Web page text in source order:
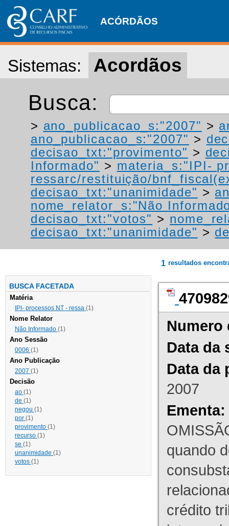
ACÓRDÃOS
Sistemas: Acordãos
Busca:
> ano_publicacao_s:"2007" >
ano_publicacao_s:"2007" >
decisao_txt:"provimento" >
Informado" > materia_s:"IPI-
ressarc/restituição/
decisao_txt:"unanimidade" >
nome_relator_s:"Não
decisao_txt:"votos" >
decisao_txt:"unanimidade" >
BUSCA FACETADA
Matéria
IPI- processos NT - ressa (1)
Nome Relator
Não Informado (1)
Ano Sessão
0006 (1)
Ano Publicação
2007 (1)
Decisão
ao (1)
de (1)
negou (1)
por (1)
provimento (1)
recurso (1)
se (1)
unanimidade (1)
votos (1)
1 resultados
Numero
Data da
Data da
2007
Ementa:
quando
crédito